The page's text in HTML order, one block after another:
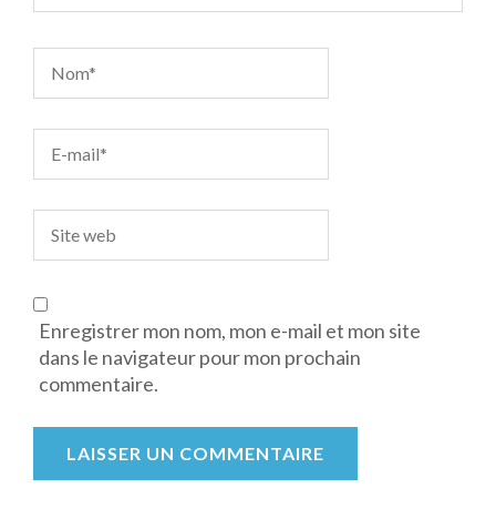
Enregistrer mon nom, mon e-mail et mon site
dans le navigateur pour mon prochain
commentaire.